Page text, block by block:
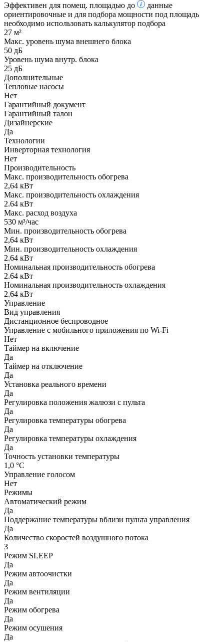
Эффективен для помещ. площадью до
данные
ориентировочные и для подбора мощности под площадь
необходимо использовать калькулятор подбора
27 м²
Макс. уровень шума внешнего блока
50 дБ
Уровень шума внутр. блока
25 дБ
Дополнительные
Тепловые насосы
Нет
Гарантийный документ
Гарантийный талон
Дизайнерские
Да
Технологии
Инверторная технология
Нет
Производительность
Макс. производительность обогрева
2,64 кВт
Макс. производительность охлаждения
2.64 кВт
Макс. расход воздуха
530 м³/час
Мин. производительность обогрева
2,64 кВт
Мин. производительность охлаждения
2.64 кВт
Номинальная производительность обогрева
2.64 кВт
Номинальная производительность охлаждения
2.64 кВт
Управление
Вид управления
Дистанционное беспроводное
Управление c мобильного приложения по Wi-Fi
Нет
Таймер на включение
Да
Таймер на отключение
Да
Установка реального времени
Да
Регулировка положения жалюзи с пульта
Да
Регулировка температуры обогрева
Да
Регулировка температуры охлаждения
Да
Точность установки температуры
1,0 °С
Управление голосом
Нет
Режимы
Автоматический режим
Да
Поддержание температуры вблизи пульта управления
Да
Количество скоростей воздушного потока
3
Режим SLEEP
Да
Режим автоочистки
Да
Режим вентиляции
Да
Режим обогрева
Да
Режим осушения
Да